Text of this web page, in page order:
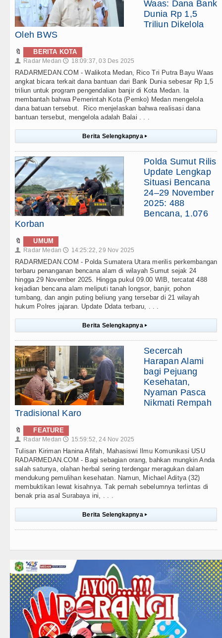
Waas: Dana Bank
Dunia Rp 1,5
Triliun Dikelola
Oleh BWS
🔖 BERITA KOTA
👤 Radar Medan 🕔 18:09:37, 03 Des 2025
RADARMEDAN.COM - Walikota Medan, Rico Tri Putra Bayu Waas
angkat bicara terkait dana bantuan dari Bank Dunia sebesar Rp 1,5
triliun untuk program pengendalian banjir di Kota Medan. Ia
membantah bahwa Pemerintah Kota (Pemko) Medan mengelola
dana batuan tersebut. Rico menjelaskan bahwa realisasi dana
bantuan tersebut, mengelola adalah Balai . . .
Berita Selengkapnya ▸
Polda Sumut Rilis
Update Lengkap
Situasi Bencana
24–29 November
2025: 488
Bencana, 1.076
Korban
🔖 UMUM
👤 Radar Medan 🕔 14:25:22, 29 Nov 2025
RADARMEDAN.COM - Polda Sumatera Utara merilis perkembangan
terbaru penanganan bencana alam di wilayah Sumut sejak 24
hingga 29 November 2025. Hingga pukul 09.00 WIB, tercatat 488
kejadian bencana alam meliputi tanah longsor, banjir, pohon
tumbang, dan angin puting beliung yang tersebar di 21 wilayah
hukum Polres jajaran. Update Ddata terbaru, . . .
Berita Selengkapnya ▸
Secercah
Harapan Alami
bagi Pejuang
Kesehatan,
Nyaman Pasca
Nikmati Rempah
Tradisional Karo
🔖 FEATURE
👤 Radar Medan 🕔 15:59:52, 24 Nov 2025
Tulisan Kiriman Hanina Afifah, Mahasiswi Ilmu Komunikasi USU
RADARMEDAN.COM - Bagi sebagian orang, bahkan mungkin Anda
salah satunya, olahan herbal sering terdengar meragukan dalam
mendukung pemulihan kesehatan. Namun, Michael Aditya (32)
membuktikan lewat kisahnya. Tak pernah sebelumnya terlintas di
benak pria asal Surabaya ini, . . .
Berita Selengkapnya ▸